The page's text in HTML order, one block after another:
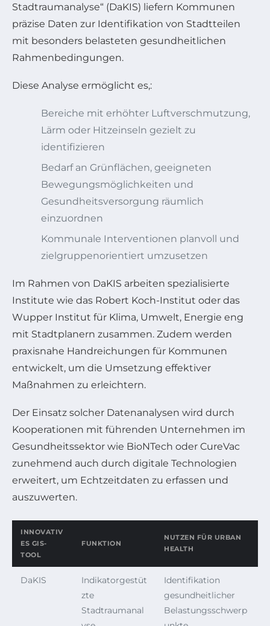
Stadtraumanalyse“ (DaKIS) liefern Kommunen
präzise Daten zur Identifikation von Stadtteilen
mit besonders belasteten gesundheitlichen
Rahmenbedingungen.
Diese Analyse ermöglicht es,:
Bereiche mit erhöhter Luftverschmutzung,
Lärm oder Hitzeinseln gezielt zu
identifizieren
Bedarf an Grünflächen, geeigneten
Bewegungsmöglichkeiten und
Gesundheitsversorgung räumlich
einzuordnen
Kommunale Interventionen planvoll und
zielgruppenorientiert umzusetzen
Im Rahmen von DaKIS arbeiten spezialisierte
Institute wie das Robert Koch-Institut oder das
Wupper Institut für Klima, Umwelt, Energie eng
mit Stadtplanern zusammen. Zudem werden
praxisnahe Handreichungen für Kommunen
entwickelt, um die Umsetzung effektiver
Maßnahmen zu erleichtern.
Der Einsatz solcher Datenanalysen wird durch
Kooperationen mit führenden Unternehmen im
Gesundheitssektor wie BioNTech oder CureVac
zunehmend auch durch digitale Technologien
erweitert, um Echtzeitdaten zu erfassen und
auszuwerten.
INNOVATIV
ES GIS-
TOOL
FUNKTION
NUTZEN FÜR URBAN
HEALTH
DaKIS
Indikatorgestüt
zte
Stadtraumanal
Identifikation
gesundheitlicher
Belastungsschwerp